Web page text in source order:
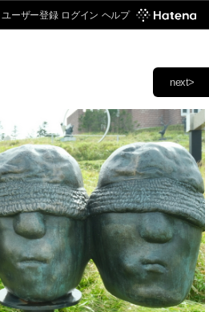
ユーザー登録 ログイン ヘルプ
next>